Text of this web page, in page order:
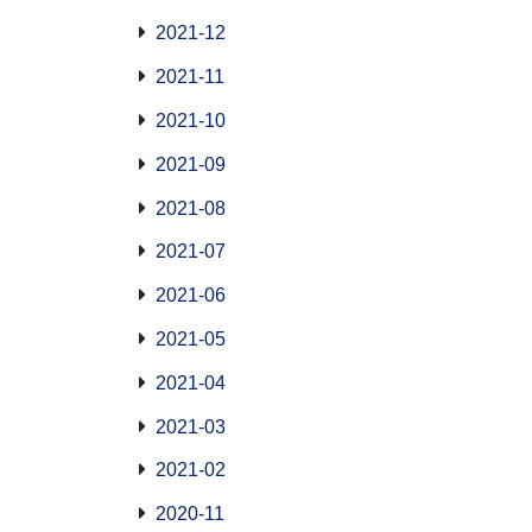
2021-12
2021-11
2021-10
2021-09
2021-08
2021-07
2021-06
2021-05
2021-04
2021-03
2021-02
2020-11